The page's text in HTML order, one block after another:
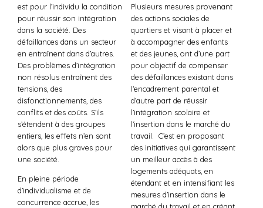
est pour l’individu la condition
pour réussir son intégration
dans la société. Des
défaillances dans un secteur
en entraînent dans d’autres.
Des problèmes d’intégration
non résolus entraînent des
tensions, des
disfonctionnements, des
conflits et des coûts. S’ils
s’étendent à des groupes
entiers, les effets n’en sont
alors que plus graves pour
une société.
En pleine période
d’individualisme et de
concurrence accrue, les
Plusieurs mesures provenant
des actions sociales de
quartiers et visant à placer et
à accompagner des enfants
et des jeunes, ont d’une part
pour objectif de compenser
des défaillances existant dans
l’encadrement parental et
d’autre part de réussir
l’intégration scolaire et
l’insertion dans le marché du
travail. C’est en proposant
des initiatives qui garantissent
un meilleur accès à des
logements adéquats, en
étendant et en intensifiant les
mesures d’insertion dans le
marché du travail et en créant